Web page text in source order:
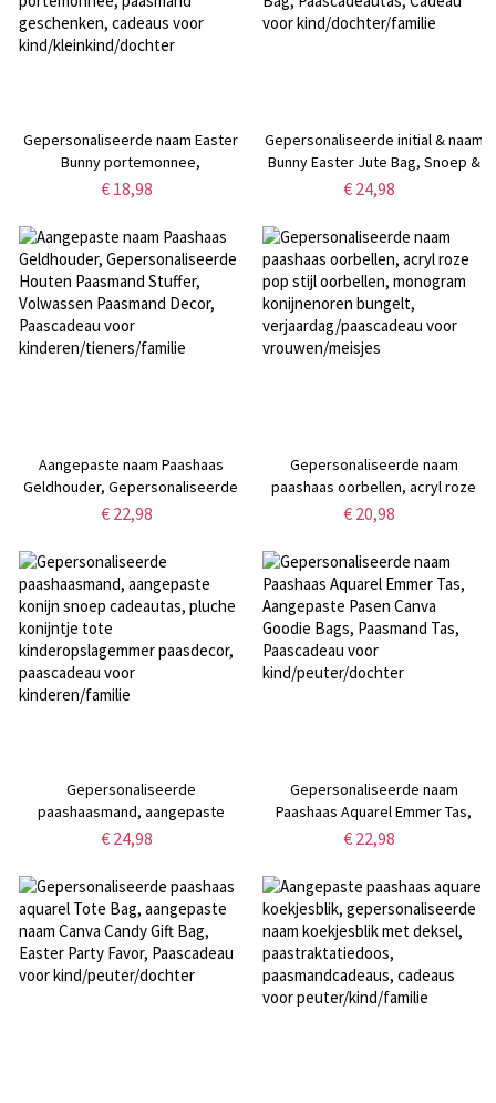
Gepersonaliseerde naam Easter
Bunny portemonnee,
veelkleurige cartoon Bunny
portemonnee, paasmand
geschenken, cadeaus voor
kind/kleinkind/dochter
€ 18,98
Gepersonaliseerde initial & naam
Bunny Easter Jute Bag, Snoep &
Easter Egg Storage,
Paascadeautas, Cadeau voor
kind/dochter/familie
€ 24,98
Aangepaste naam Paashaas
Geldhouder, Gepersonaliseerde
Houten Paasmand Stuffer,
Paascadeau voor
kinderen/tieners/familie
€ 22,98
Gepersonaliseerde naam
paashaas oorbellen, acryl roze
pop stijl oorbellen, monogram
verjaardag/paascadeau voor
vrouwen/meisjes
€ 20,98
Gepersonaliseerde
paashaasmand, aangepaste
konijn snoep cadeautas, pluche
kinderopslagemmer paasdecor,
paascadeau voor
kinderen/familie
€ 24,98
Gepersonaliseerde naam
Paashaas Aquarel Emmer Tas,
Aangepaste Pasen Canva Goodie
voor kind/peuter/dochter
€ 22,98